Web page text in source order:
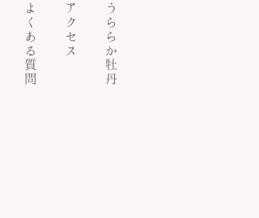
よくある質問 アクセス うららか牡丹